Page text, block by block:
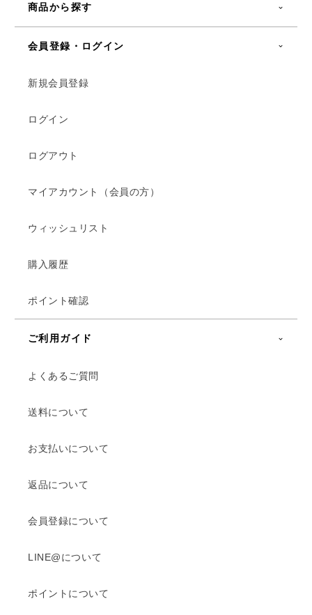
商品から探す
会員登録・ログイン
新規会員登録
ログイン
ログアウト
マイアカウント（会員の方）
ウィッシュリスト
購入履歴
ポイント確認
ご利用ガイド
よくあるご質問
送料について
お支払いについて
返品について
会員登録について
LINE@について
ポイントについて